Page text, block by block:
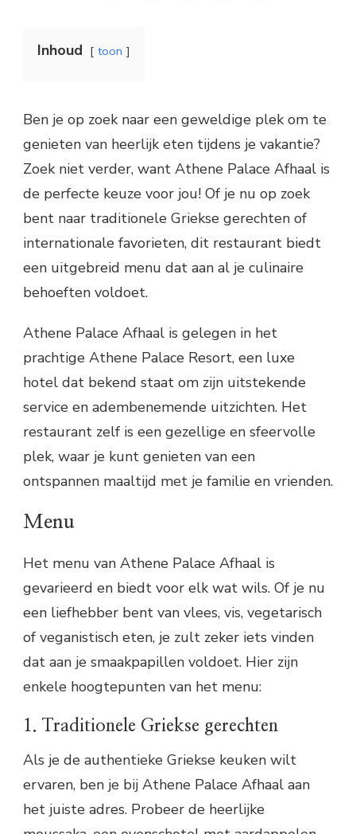
Inhoud toon
Ben je op zoek naar een geweldige plek om te
genieten van heerlijk eten tijdens je vakantie?
Zoek niet verder, want Athene Palace Afhaal is
de perfecte keuze voor jou! Of je nu op zoek
bent naar traditionele Griekse gerechten of
internationale favorieten, dit restaurant biedt
een uitgebreid menu dat aan al je culinaire
behoeften voldoet.
Athene Palace Afhaal is gelegen in het
prachtige Athene Palace Resort, een luxe
hotel dat bekend staat om zijn uitstekende
service en adembenemende uitzichten. Het
restaurant zelf is een gezellige en sfeervolle
plek, waar je kunt genieten van een
ontspannen maaltijd met je familie en vrienden.
Menu
Het menu van Athene Palace Afhaal is
gevarieerd en biedt voor elk wat wils. Of je nu
een liefhebber bent van vlees, vis, vegetarisch
of veganistisch eten, je zult zeker iets vinden
dat aan je smaakpapillen voldoet. Hier zijn
enkele hoogtepunten van het menu:
1. Traditionele Griekse gerechten
Als je de authentieke Griekse keuken wilt
ervaren, ben je bij Athene Palace Afhaal aan
het juiste adres. Probeer de heerlijke